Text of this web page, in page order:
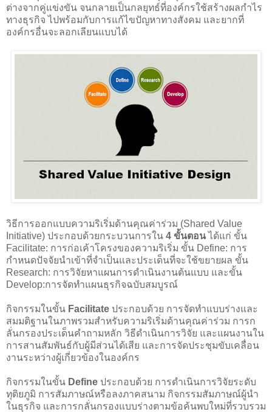
ต่างจากคู่แข่งขัน จนกลายเป็นกลยุทธ์ที่องค์กรใช้สร้างผลกำไร
ทางธุรกิจ ไปพร้อมกับการแก้ไขปัญหาทางสังคม และยากที่
องค์กรอื่นจะลอกเลียนแบบได้
วิธีการออกแบบความริเริ่มด้านคุณค่าร่วม (Shared Value
Initiative) ประกอบด้วยกระบวนการใน 4 ขั้นตอนได้แก่ ขั้น
Facilitate: การก่อเค้าโครงของความริเริ่ม ขั้น Define: การ
กำหนดปัจจัยนำเข้าที่จำเป็นและประเด็นที่จะใช้ขยายผล ขั้น
Research: การวิจัยหาแผนการดำเนินงานต้นแบบ และขั้น
Develop:การจัดทำแผนธุรกิจฉบับสมบูรณ์
กิจกรรมในขั้น Facilitate ประกอบด้วย การจัดทำแบบร่างและ
สมมติฐานในภาพรวมสำหรับความริเริ่มด้านคุณค่าร่วม การก
ลั่นกรองประเด็นคำถามหลัก วิธีดำเนินการวิจัย และแผนงานใน
การสานสัมพันธ์กับผู้มีส่วนได้เสีย และการจัดประชุมขับเคลื่อน
งานระหว่างผู้เกี่ยวข้องในองค์กร
กิจกรรมในขั้น Define ประกอบด้วย การดำเนินการวิจัยระดับ
ทุติยภูมิ การสัมภาษณ์หรือลงภาคสนาม กิจกรรมสัมภาษณ์ผู้นำ
ในธุรกิจ และการกลั่นกรองแบบร่างตามข้อค้นพบใหม่ที่รวบรวม